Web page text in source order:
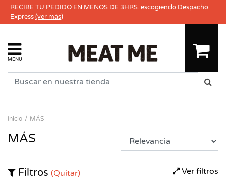
RECIBE TU PEDIDO EN MENOS DE 3HRS. escogiendo Despacho
Express(ver más)
MENU
Inicio MÁS
MÁS
Ver filtros
Filtros (Quitar)